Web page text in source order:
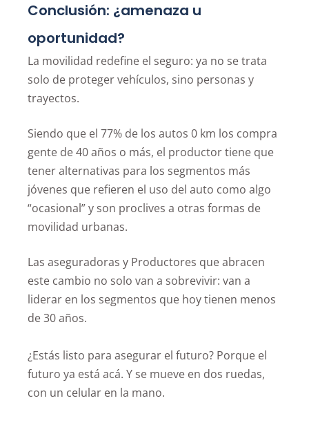
Conclusión: ¿amenaza u
oportunidad?
La movilidad redefine el seguro: ya no se trata
solo de proteger vehículos, sino personas y
trayectos.
Siendo que el 77% de los autos 0 km los compra
gente de 40 años o más, el productor tiene que
tener alternativas para los segmentos más
jóvenes que refieren el uso del auto como algo
“ocasional” y son proclives a otras formas de
movilidad urbanas.
Las aseguradoras y Productores que abracen
este cambio no solo van a sobrevivir: van a
liderar en los segmentos que hoy tienen menos
de 30 años.
¿Estás listo para asegurar el futuro? Porque el
futuro ya está acá. Y se mueve en dos ruedas,
con un celular en la mano.